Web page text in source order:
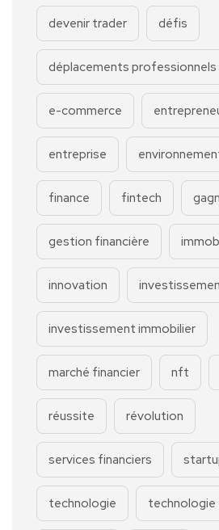
devenir trader défis
déplacements professionnels
e-commerce
entreprise
finance fintech
gestion financière
innovation
investissement immobilier
marché financier nft
réussite révolution
services financiers
technologie technologie